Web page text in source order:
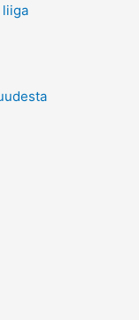
liiga